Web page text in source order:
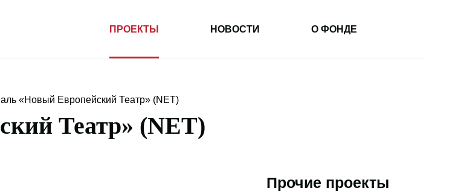
ПРОЕКТЫ НОВОСТИ О ФОНДЕ
«Новый Европейский Театр» (NET)
Театр» (NET)
Прочие проекты